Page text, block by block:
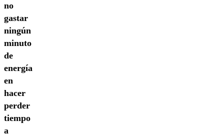
no
gastar
ningún
minuto
de
energía
en
hacer
perder
tiempo
a